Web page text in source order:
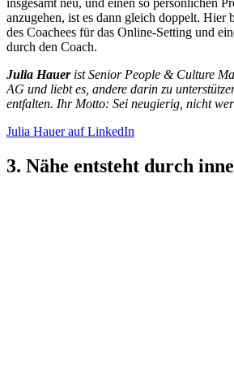
insgesamt neu, und einen so persönlichen
anzugehen, ist es dann gleich doppelt. Hier
des Coachees für das Online-Setting und
durch den Coach.
Julia Hauerist Senior People & Culture
AG und liebt es, andere darin zu
entfalten. Ihr Motto: Sei neugierig, nicht
Julia Hauer auf LinkedIn
3. Nähe entsteht durch